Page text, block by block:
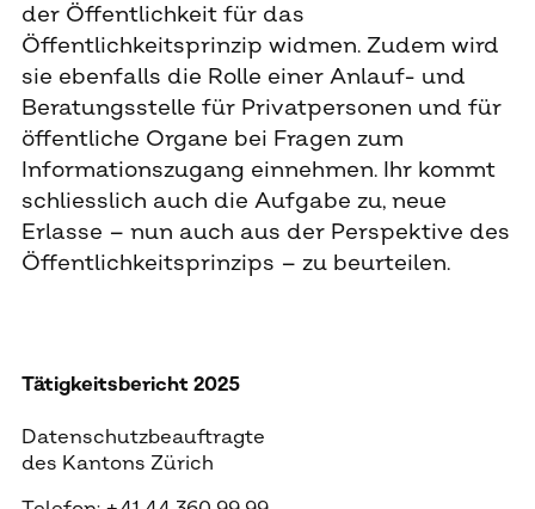
der Öffentlichkeit für das
Öffentlichkeitsprinzip widmen. Zudem wird
sie ebenfalls die Rolle einer Anlauf- und
Beratungsstelle für Privatpersonen und für
öffentliche Organe bei Fragen zum
Informationszugang einnehmen. Ihr kommt
schliesslich auch die Aufgabe zu, neue
Erlasse – nun auch aus der Perspektive des
Öffentlichkeitsprinzips – zu beurteilen.
Tätigkeitsbericht 2025
Datenschutzbeauftragte
des Kantons Zürich